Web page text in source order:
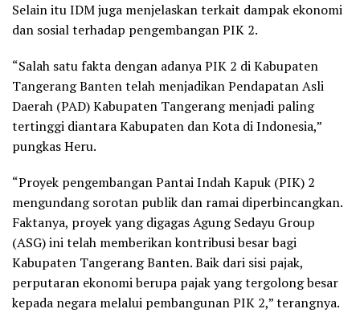
Selain itu IDM juga menjelaskan terkait dampak ekonomi
dan sosial terhadap pengembangan PIK 2.
“Salah satu fakta dengan adanya PIK 2 di Kabupaten
Tangerang Banten telah menjadikan Pendapatan Asli
Daerah (PAD) Kabupaten Tangerang menjadi paling
tertinggi diantara Kabupaten dan Kota di Indonesia,”
pungkas Heru.
“Proyek pengembangan Pantai Indah Kapuk (PIK) 2
mengundang sorotan publik dan ramai diperbincangkan.
Faktanya, proyek yang digagas Agung Sedayu Group
(ASG) ini telah memberikan kontribusi besar bagi
Kabupaten Tangerang Banten. Baik dari sisi pajak,
perputaran ekonomi berupa pajak yang tergolong besar
kepada negara melalui pembangunan PIK 2,” terangnya.